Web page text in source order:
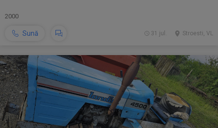
2000
Sună Stroesti, VL
31 jul.